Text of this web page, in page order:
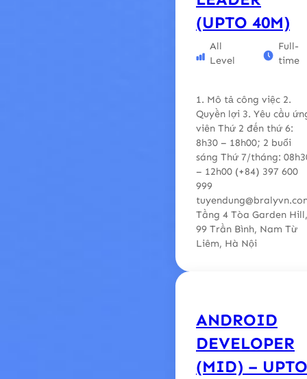
(UPTO 40M)
All
Level
Full-
time
1. Mô tả công việc 2.
Quyền lợi 3. Yêu cầu
viên Thứ 2 đến thứ 6:
8h30 – 18h00; 2 buổi
sáng Thứ 7/tháng:
– 12h00 (+84) 397 600
999
Tầng 4 Tòa Garden Hill,
99 Trần Bình, Nam Từ
Liêm, Hà Nội
ANDROID
DEVELOPER
(MID) – UPTO